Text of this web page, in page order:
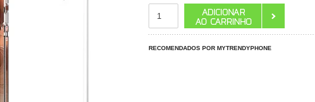
RECOMENDADOS POR MYTRENDYPHONE